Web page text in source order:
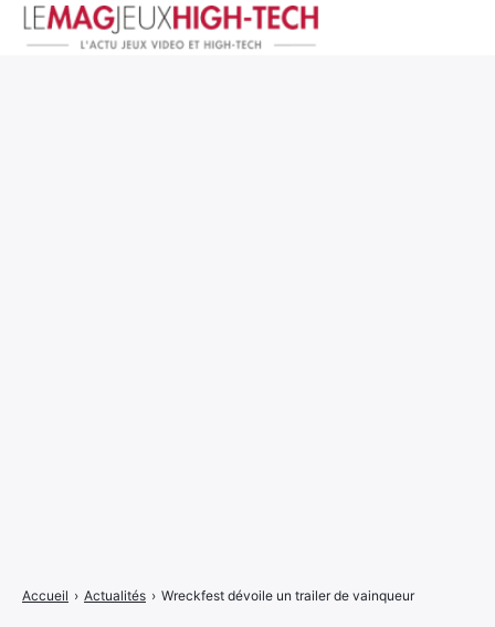
Accueil › Actualités › Wreckfest dévoile un trailer de vainqueur